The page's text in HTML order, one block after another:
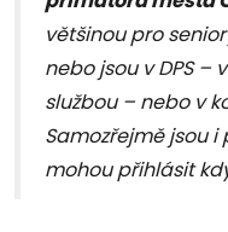
většinou pro
nebo jsou v DPS
službou – nebo v
Samozřejmě jsou i
mohou přihlásit